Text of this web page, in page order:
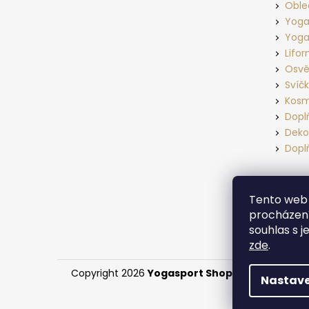
Tento
souhlas s
zde.
Copyright 2026Yogasport Shop . Všechna